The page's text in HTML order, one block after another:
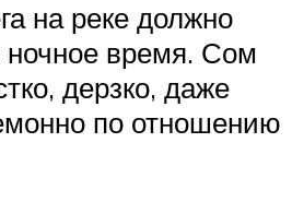
на реке должно
ночное время. Сом
дерзко, даже
по отношению